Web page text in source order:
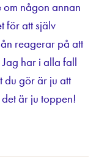
om någon annan
för att själv
reagerar på att
har i alla fall
du gör är ju att
är ju toppen!